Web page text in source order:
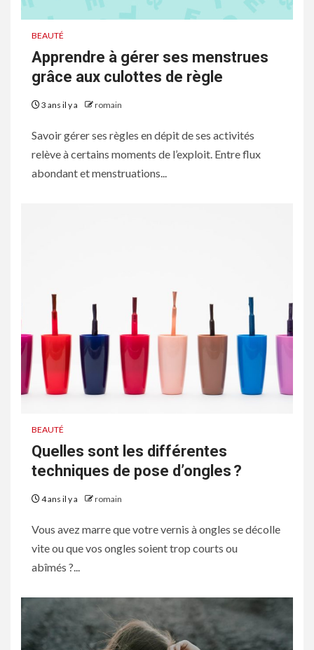
BEAUTÉ
Apprendre à gérer ses menstrues
grâce aux culottes de règle
3 ans il y a romain
Savoir gérer ses règles en dépit de ses activités
relève à certains moments de l’exploit. Entre flux
abondant et menstruations...
BEAUTÉ
Quelles sont les différentes
techniques de pose d’ongles ?
4 ans il y a romain
Vous avez marre que votre vernis à ongles se décolle
vite ou que vos ongles soient trop courts ou
abîmés ?...